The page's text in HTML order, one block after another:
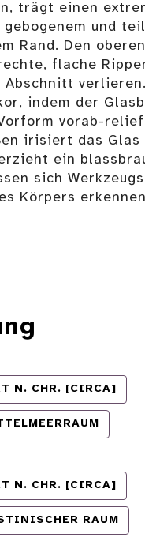
trägt einen
und
Rand. Den
flache
Abschnitt
indem der
vorab-
irisiert das
ein
sich
Körpers
N. CHR. [CIRCA]
N. CHR. [CIRCA]
RAUM